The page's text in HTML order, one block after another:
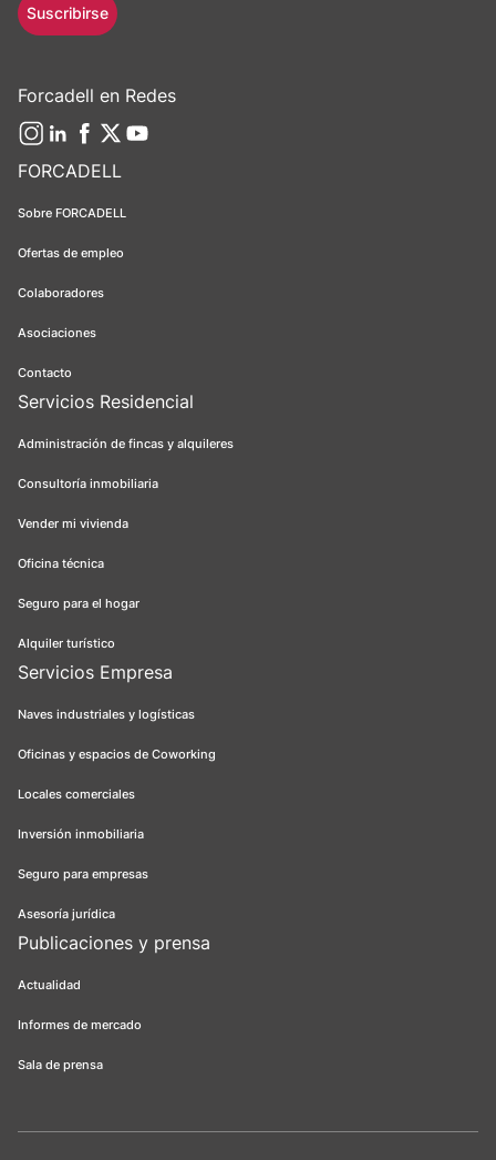
FORCADELL
Sobre FORCADELL
Ofertas de empleo
Colaboradores
Asociaciones
Contacto
Servicios Residencial
Administración de fincas y alquileres
Consultoría inmobiliaria
Vender mi vivienda
Oficina técnica
Seguro para el hogar
Alquiler turístico
Servicios Empresa
Naves industriales y logísticas
Oficinas y espacios de Coworking
Locales comerciales
Inversión inmobiliaria
Seguro para empresas
Asesoría jurídica
Publicaciones y prensa
Actualidad
Informes de mercado
Sala de prensa
Suscribirse
Forcadell en Redes